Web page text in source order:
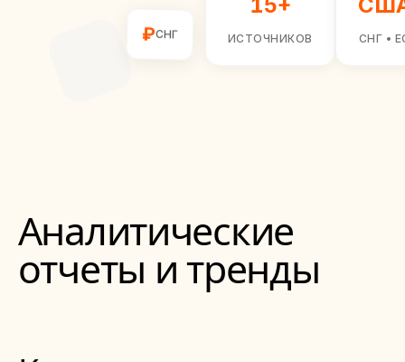
₽СНГ
ИСТОЧНИКОВ СНГ •
Аналитические
отчеты и тренды